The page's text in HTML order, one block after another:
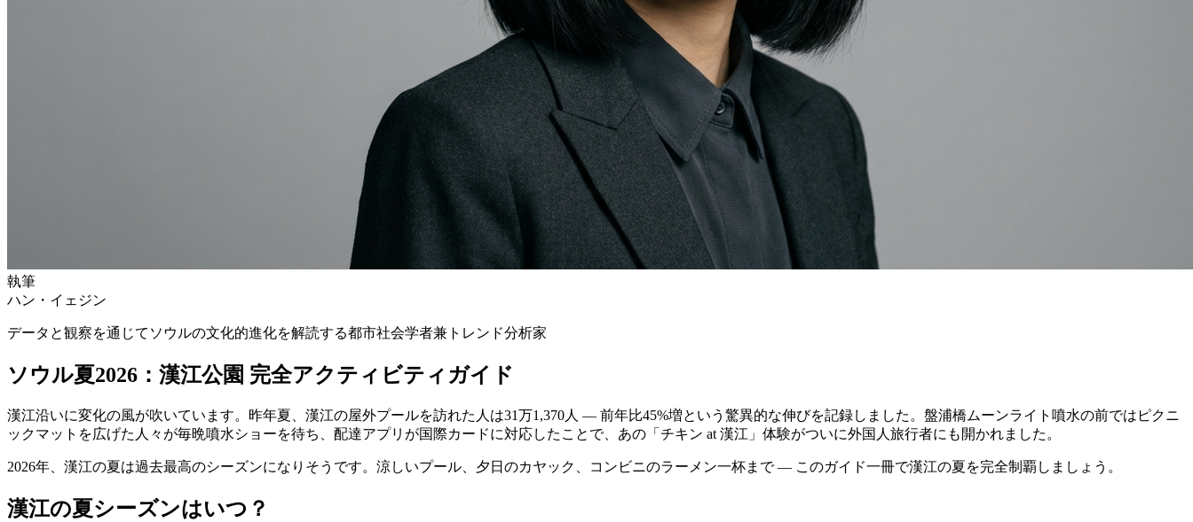
執筆
ハン・イェジン
データと観察を通じてソウルの文化的進化を解読する都市社会学者兼トレンド分析家
ソウル夏2026：漢江公園 完全アクティビティガイド
漢江沿いに変化の風が吹いています。昨年夏、漢江の屋外プールを訪れた人は31万1,370人 — 前年比45%増という驚異的な伸びを記録しました。盤浦橋ムーンライト噴水の前ではピクニ
ックマットを広げた人々が毎晩噴水ショーを待ち、配達アプリが国際カードに対応したことで、あの「チキン at 漢江」体験がついに外国人旅行者にも開かれました。
2026年、漢江の夏は過去最高のシーズンになりそうです。涼しいプール、夕日のカヤック、コンビニのラーメン一杯まで — このガイド一冊で漢江の夏を完全制覇しましょう。
漢江の夏シーズンはいつ？